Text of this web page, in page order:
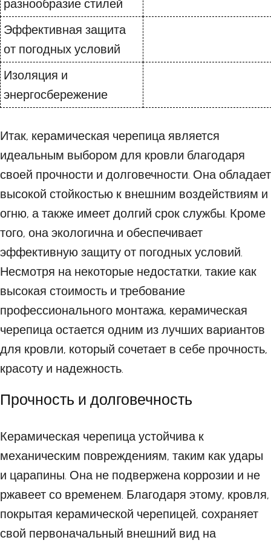
разнообразие стилей
Эффективная защита
от погодных условий
Изоляция и
энергосбережение
Итак, керамическая черепица является
идеальным выбором для кровли благодаря
своей прочности и долговечности. Она обладает
высокой стойкостью к внешним воздействиям и
огню, а также имеет долгий срок службы. Кроме
того, она экологична и обеспечивает
эффективную защиту от погодных условий.
Несмотря на некоторые недостатки, такие как
высокая стоимость и требование
профессионального монтажа, керамическая
черепица остается одним из лучших вариантов
для кровли, который сочетает в себе прочность,
красоту и надежность.
Прочность и долговечность
Керамическая черепица устойчива к
механическим повреждениям, таким как удары
и царапины. Она не подвержена коррозии и не
ржавеет со временем. Благодаря этому, кровля,
покрытая керамической черепицей, сохраняет
свой первоначальный внешний вид на